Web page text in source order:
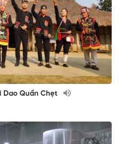
Dao Quần Chẹt